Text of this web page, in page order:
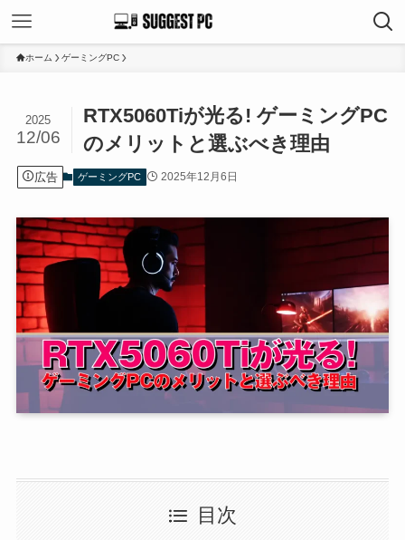
ホーム ゲーミングPC
RTX5060Tiが光る! ゲーミングPC
のメリットと選ぶべき理由
2025
12/06
広告 ゲーミングPC 2025年12月6日
目次